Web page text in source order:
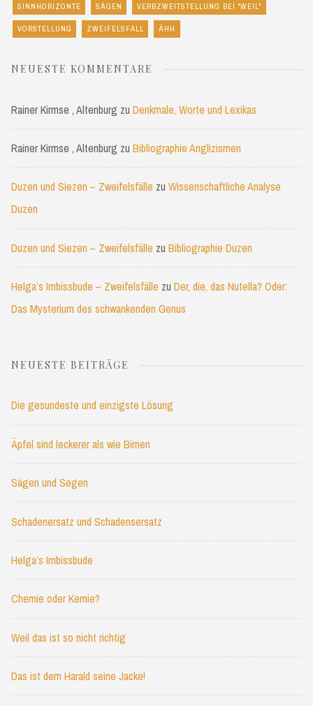
SINNHORIZONTE SÄGEN VERBZWEITSTELLUNG BEI "WEIL"
VORSTELLUNG ZWEIFELSFALL ÄHH
NEUESTE KOMMENTARE
Rainer Kirmse , Altenburg zu Denkmale, Worte und Lexikas
Rainer Kirmse , Altenburg zu Bibliographie Anglizismen
Duzen und Siezen – Zweifelsfälle zu Wissenschaftliche Analyse
Duzen
Duzen und Siezen – Zweifelsfälle zu Bibliographie Duzen
Helga’s Imbissbude – Zweifelsfälle zu Der, die, das Nutella? Oder:
Das Mysterium des schwankenden Genus
NEUESTE BEITRÄGE
Die gesundeste und einzigste Lösung
Äpfel sind leckerer als wie Birnen
Sägen und Segen
Schadenersatz und Schadensersatz
Helga’s Imbissbude
Chemie oder Kemie?
Weil das ist so nicht richtig
Das ist dem Harald seine Jacke!